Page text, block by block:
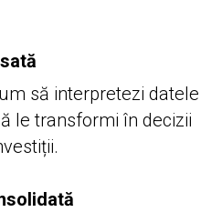
să interpretezi datele
le transformi în decizii